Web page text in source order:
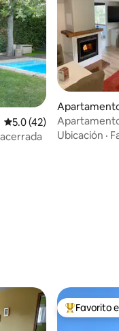
Calificación promedio:
5.0 (42)
Ubicación ·
Favorito
Favorito